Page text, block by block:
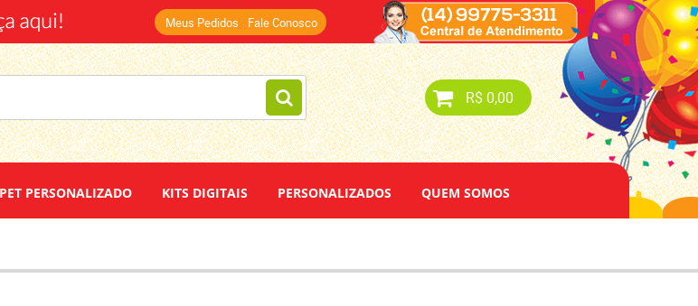
Meus Pedidos Fale Conosco
R$ 0,00
PERSONALIZADO KITS DIGITAIS PERSONALIZADOS QUEM SOMOS